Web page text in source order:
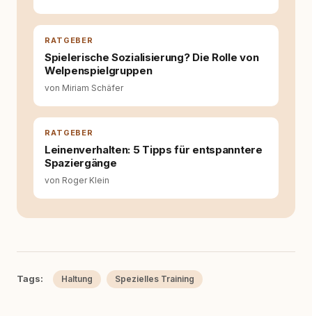
RATGEBER
Spielerische Sozialisierung? Die Rolle von
Welpenspielgruppen
von Miriam Schäfer
RATGEBER
Leinenverhalten: 5 Tipps für entspanntere
Spaziergänge
von Roger Klein
Tags: Haltung Spezielles Training